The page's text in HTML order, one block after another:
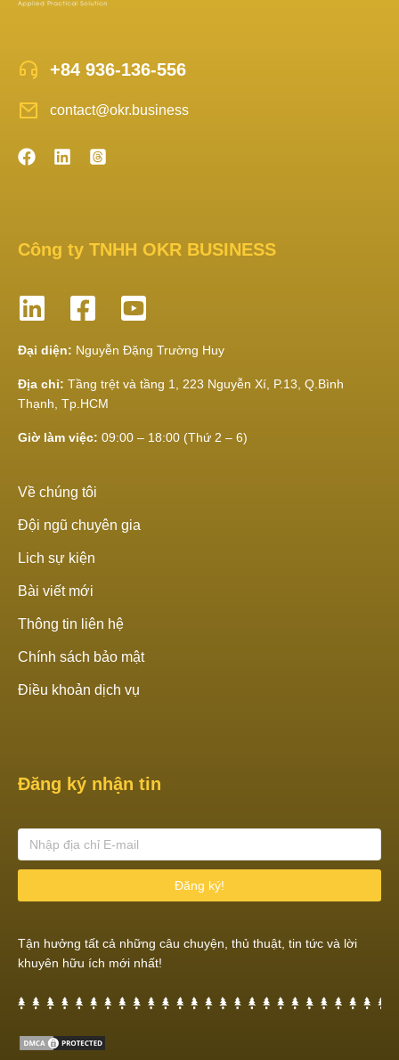
+84 936-136-556
contact@okr.business
Công ty TNHH OKR BUSINESS
Đại diện: Nguyễn Đặng Trường Huy
Địa chỉ: Tầng trệt và tầng 1, 223 Nguyễn Xí, P.13, Q.Bình
Thạnh, Tp.HCM
Giờ làm việc: 09:00 – 18:00 (Thứ 2 – 6)
Về chúng tôi
Đội ngũ chuyên gia
Lich sự kiện
Bài viết mới
Thông tin liên hệ
Chính sách bảo mật
Điều khoản dịch vụ
Đăng ký nhận tin
Đăng ký!
Tận hưởng tất cả những câu chuyện, thủ thuật, tin tức và lời
khuyên hữu ích mới nhất!